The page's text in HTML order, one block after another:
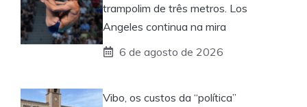
trampolim de três metros. Los
Angeles continua na mira
6 de agosto de 2026
Vibo, os custos da “política”